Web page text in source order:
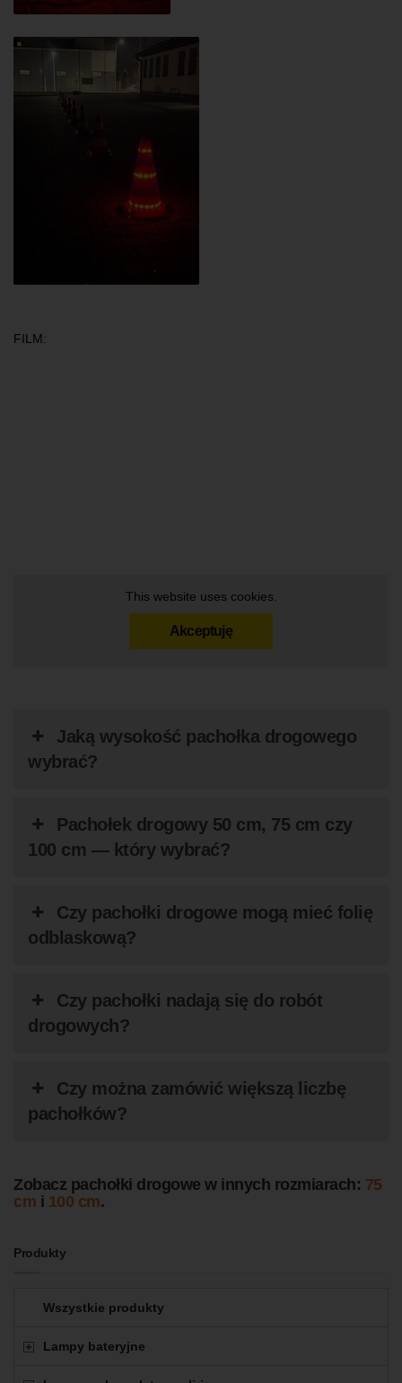
FILM:
This website uses cookies.
Akceptuję
Jaką wysokość pachołka drogowego
wybrać?
Pachołek drogowy 50 cm, 75 cm czy
100 cm — który wybrać?
Czy pachołki drogowe mogą mieć folię
odblaskową?
Czy pachołki nadają się do robót
drogowych?
Czy można zamówić większą liczbę
pachołków?
Zobacz pachołki drogowe w innych rozmiarach: 75
cm i 100 cm.
Produkty
Wszystkie produkty
Lampy bateryjne